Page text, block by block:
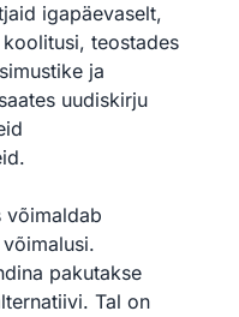
igapäevaselt,
teostades
ja
uudiskirju
võimaldab
pakutakse
Tal on